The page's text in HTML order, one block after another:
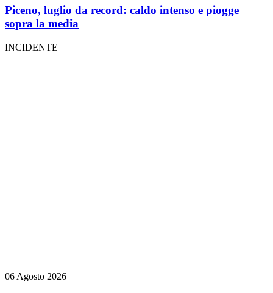
Piceno, luglio da record: caldo intenso e piogge
sopra la media
INCIDENTE
06 Agosto 2026